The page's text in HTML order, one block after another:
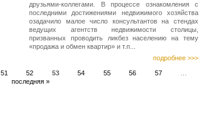
друзьями-коллегами. В процессе ознакомления с
последними достижениями недвижимого хозяйства
озадачило малое число консультантов на стендах
ведущих агентств недвижимости столицы,
призванных проводить ликбез населению на тему
«продажа и обмен квартир» и т.п...
подробнее >>>
51 52 53 54 55 56 57
последняя »